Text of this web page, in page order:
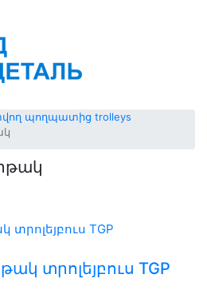
պողպատից trolleys
տրոլեյբուս TGP